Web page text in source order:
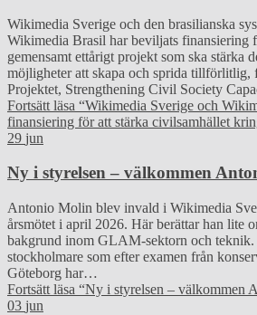
Wikimedia Sverige och den brasilianska
Wikimedia Brasil har beviljats finansiering
gemensamt ettårigt projekt som ska stärka
möjligheter att skapa och sprida tillförlitlig,
Projektet, Strengthening Civil Society
Fortsätt läsa “Wikimedia Sverige och
finansiering för att stärka civilsamhället
29 jun
Ny i styrelsen – välkommen
Antonio Molin blev invald i Wikimedia
årsmötet i april 2026. Här berättar han lite
bakgrund inom GLAM-sektorn och teknik.
stockholmare som efter examen från
Göteborg har…
Fortsätt läsa “Ny i styrelsen – välkommen
03 jun